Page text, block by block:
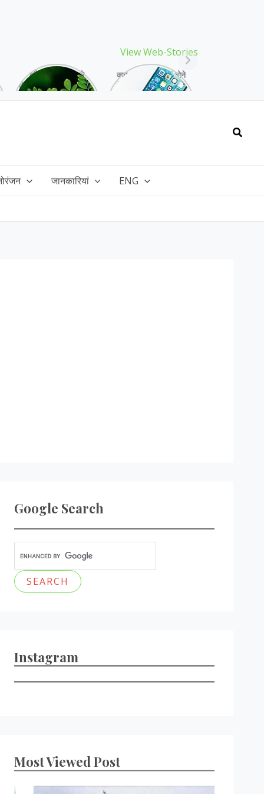
View Web-Stories
गर्मियों में मिलने वाले
drumstick गुणों की खान
क्या storage full होने
के बाद मोबाइल हो रहा है
जानकारियां ENG
Google Search
Instagram
Most Viewed Post